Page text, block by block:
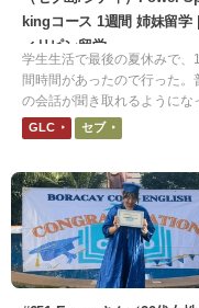
kingコース 1週間 姉妹留学
ィリピン留学
学生生活で最後の夏休みで、
間時間があったので行った。
の会話が聞き取れるようにな
た。自分の思ったことを単語
だが、その場で言えるように
うになった。
GLC セブ